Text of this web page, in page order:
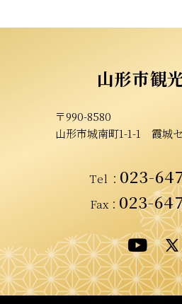
山形市観
〒990-8580
山形市城南町1-1-1 霞城
Tel ： 023-
Fax： 023-